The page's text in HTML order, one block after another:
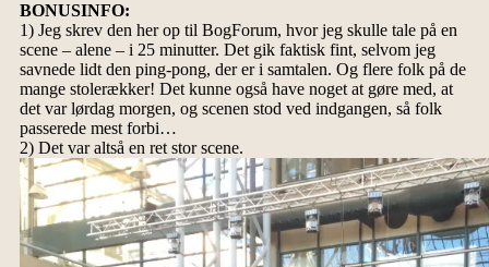
BONUSINFO:
1) Jeg skrev den her op til BogForum, hvor jeg skulle tale på en
scene – alene – i 25 minutter. Det gik faktisk fint, selvom jeg
savnede lidt den ping-pong, der er i samtalen. Og flere folk på de
mange stolerækker! Det kunne også have noget at gøre med, at
det var lørdag morgen, og scenen stod ved indgangen, så folk
passerede mest forbi…
2) Det var altså en ret stor scene.